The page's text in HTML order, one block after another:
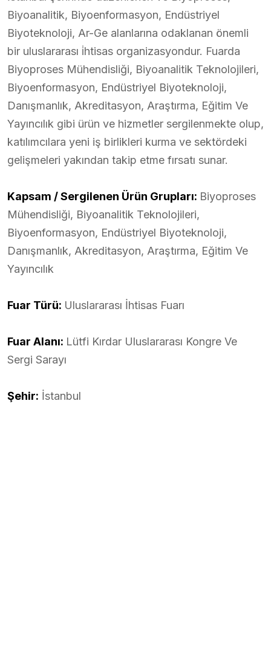
Biyoanalitik, Biyoenformasyon, Endüstriyel
Biyoteknoloji, Ar-Ge alanlarına odaklanan önemli
bir uluslararası i̇htisas organizasyondur. Fuarda
Biyoproses Mühendisliği, Biyoanalitik Teknolojileri,
Biyoenformasyon, Endüstriyel Biyoteknoloji,
Danışmanlık, Akreditasyon, Araştırma, Eğitim Ve
Yayıncılık gibi ürün ve hizmetler sergilenmekte olup,
katılımcılara yeni iş birlikleri kurma ve sektördeki
gelişmeleri yakından takip etme fırsatı sunar.
Kapsam / Sergilenen Ürün Grupları: Biyoproses
Mühendisliği, Biyoanalitik Teknolojileri,
Biyoenformasyon, Endüstriyel Biyoteknoloji,
Danışmanlık, Akreditasyon, Araştırma, Eğitim Ve
Yayıncılık
Fuar Türü: Uluslararası İhtisas Fuarı
Fuar Alanı: Lütfi Kırdar Uluslararası Kongre Ve
Sergi Sarayı
Şehir: İstanbul